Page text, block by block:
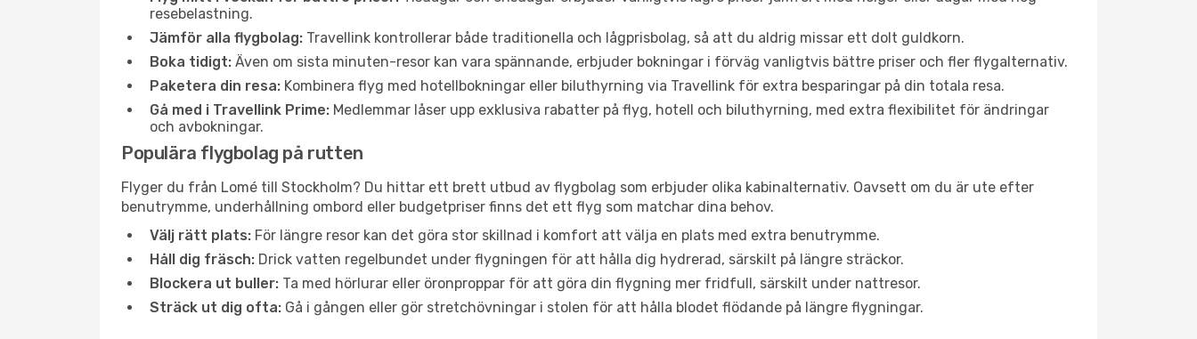
resebelastning.
Jämför alla flygbolag: Travellink kontrollerar både traditionella och lågprisbolag, så att du aldrig missar ett dolt guldkorn.
Boka tidigt: Även om sista minuten-resor kan vara spännande, erbjuder bokningar i förväg vanligtvis bättre priser och fler flygalternativ.
Paketera din resa: Kombinera flyg med hotellbokningar eller biluthyrning via Travellink för extra besparingar på din totala resa.
Gå med i Travellink Prime: Medlemmar låser upp exklusiva rabatter på flyg, hotell och biluthyrning, med extra flexibilitet för ändringar
och avbokningar.
Populära flygbolag på rutten
Flyger du från Lomé till Stockholm? Du hittar ett brett utbud av flygbolag som erbjuder olika kabinalternativ. Oavsett om du är ute efter
benutrymme, underhållning ombord eller budgetpriser finns det ett flyg som matchar dina behov.
Välj rätt plats: För längre resor kan det göra stor skillnad i komfort att välja en plats med extra benutrymme.
Håll dig fräsch: Drick vatten regelbundet under flygningen för att hålla dig hydrerad, särskilt på längre sträckor.
Blockera ut buller: Ta med hörlurar eller öronproppar för att göra din flygning mer fridfull, särskilt under nattresor.
Sträck ut dig ofta: Gå i gången eller gör stretchövningar i stolen för att hålla blodet flödande på längre flygningar.